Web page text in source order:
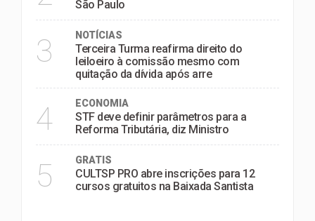
São Paulo
3 NOTÍCIAS
Terceira Turma reafirma direito do
leiloeiro à comissão mesmo com
quitação da dívida após arre
4 ECONOMIA
STF deve definir parâmetros para a
Reforma Tributária, diz Ministro
5 GRATIS
CULTSP PRO abre inscrições para 12
cursos gratuitos na Baixada Santista